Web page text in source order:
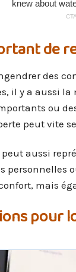
de
des
il y a aussi
ou
peut vite
aussi
personnelles
mais
pour